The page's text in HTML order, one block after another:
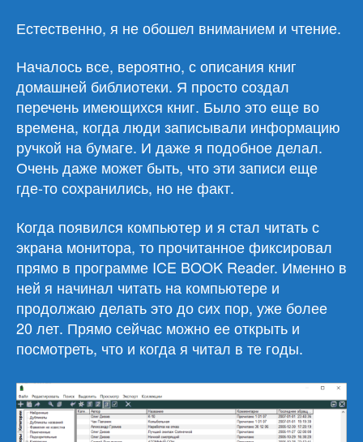
Естественно, я не обошел вниманием и чтение.
Началось все, вероятно, с описания книг
домашней библиотеки. Я просто создал
перечень имеющихся книг. Было это еще во
времена, когда люди записывали информацию
ручкой на бумаге. И даже я подобное делал.
Очень даже может быть, что эти записи еще
где-то сохранились, но не факт.
Когда появился компьютер и я стал читать с
экрана монитора, то прочитанное фиксировал
прямо в программе ICE BOOK Reader. Именно в
ней я начинал читать на компьютере и
продолжаю делать это до сих пор, уже более
20 лет. Прямо сейчас можно ее открыть и
посмотреть, что и когда я читал в те годы.